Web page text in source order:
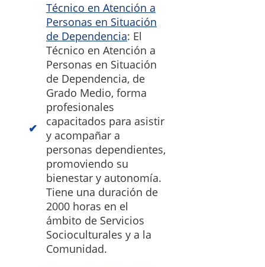
Técnico en Atención a
Personas en Situación
de Dependencia: El
Técnico en Atención a
Personas en Situación
de Dependencia, de
Grado Medio, forma
profesionales
capacitados para asistir
y acompañar a
personas dependientes,
promoviendo su
bienestar y autonomía.
Tiene una duración de
2000 horas en el
ámbito de Servicios
Socioculturales y a la
Comunidad.